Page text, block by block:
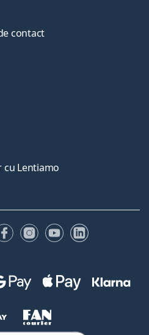
contact
Lentiamo
FacebookInstagram
YouTubeLinkedIn